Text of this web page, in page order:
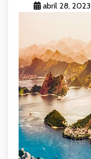
abril 28, 2023